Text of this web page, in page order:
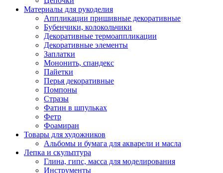
Материалы для рукоделия
Аппликации пришивные декоративные
Бубенчики, колокольчики
Декоративные термоаппликации
Декоративные элементы
Заплатки
Мононить, спандекс
Пайетки
Перья декоративные
Помпоны
Стразы
Фатин в шпульках
Фетр
Фоамиран
Товары для художников
Альбомы и бумага для акварели и масла
Лепка и скульптура
Глина, гипс, масса для моделирования
Инструменты